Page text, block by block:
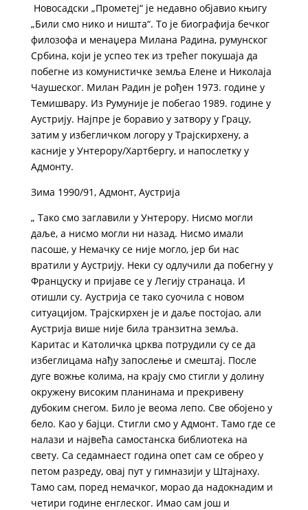
Новосадски „Прометеј“ је недавно објавио књигу
„Били смо нико и ништа“. То је биографија бечког
филозофа и менаџера Милана Радина, румунског
Србина, који је успео тек из трећег покушаја да
побегне из комунистичке земља Елене и Николаја
Чаушеског. Милан Радин је рођен 1973. године у
Темишвару. Из Румуније је побегао 1989. године у
Аустрију. Најпре је боравио у затвору у Грацу,
затим у избегличком логору у Трајскирхену, а
касније у Унтерору/Хартбергу, и напослетку у
Адмонту.
Зима 1990/91, Адмонт, Аустрија
„ Тако смо заглавили у Унтерору. Нисмо могли
даље, а нисмо могли ни назад. Нисмо имали
пасоше, у Немачку се није могло, јер би нас
вратили у Аустрију. Неки су одлучили да побегну у
Француску и пријаве се у Легију странаца. И
отишли су. Аустрија се тако суочила с новом
ситуацијом. Трајскирхен је и даље постојао, али
Аустрија више није била транзитна земља.
Kаритас и Kатоличка црква потрудили су се да
избеглицама нађу запослење и смештај. После
дуге вожње колима, на крају смо стигли у долину
окружену високим планинама и прекривену
дубоким снегом. Било је веома лепо. Све обојено у
бело. Kао у бајци. Стигли смо у Адмонт. Тамо где се
налази и највећа самостанска библиотека на
свету. Са седамнаест година опет сам се обрео у
петом разреду, овај пут у гимназији у Штајнаху.
Тамо сам, поред немачког, морао да надокнадим и
четири године енглеског. Имао сам још и